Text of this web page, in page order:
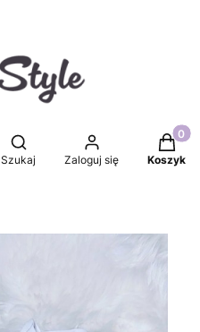
Otwórz wyszukiwarkę
Szukaj Zaloguj się Koszyk